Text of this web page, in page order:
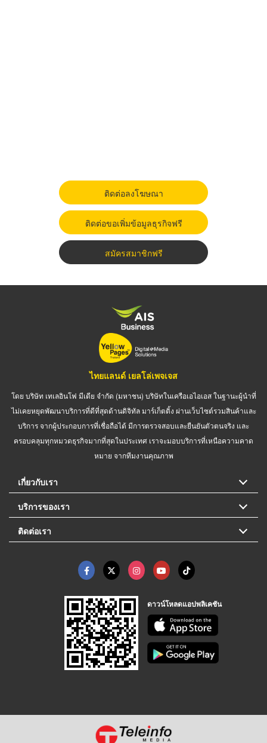
ติดต่อลงโฆษณา
ติดต่อขอเพิ่มข้อมูลธุรกิจฟรี
สมัครสมาชิกฟรี
ไทยแลนด์ เยลโล่เพจเจส
โดย บริษัท เทเลอินโฟ มีเดีย จำกัด (มหาชน) บริษัทในเครือเอไอเอส ในฐานะผู้นำที่
ไม่เคยหยุดพัฒนาบริการที่ดีที่สุดด้านดิจิทัล มาร์เก็ตติ้ง ผ่านเว็บไซต์รวมสินค้าและ
บริการ จากผู้ประกอบการที่เชื่อถือได้ มีการตรวจสอบและยืนยันตัวตนจริง และ
ครอบคลุมทุกหมวดธุรกิจมากที่สุดในประเทศ เราจะมอบบริการที่เหนือความคาด
หมาย จากทีมงานคุณภาพ
เกี่ยวกับเรา
บริการของเรา
ติดต่อเรา
ดาวน์โหลดแอปพลิเคชัน